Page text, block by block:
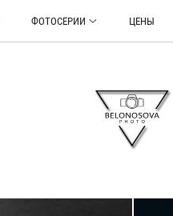
ФОТОСЕРИИ ЦЕНЫ